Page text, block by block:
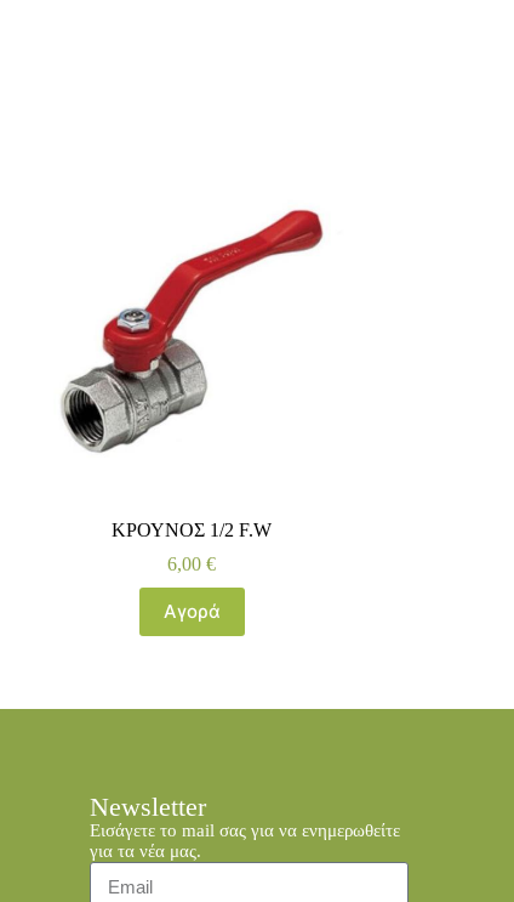
ΚΡΟΥΝΟΣ 1/2 F.W
6,00€
Αγορά
Newsletter
Εισάγετε το mail σας για να ενημερωθείτε
για τα νέα μας.